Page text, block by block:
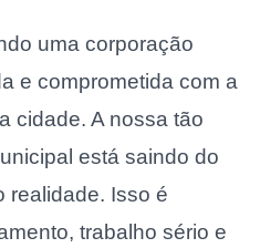
uma corporação
e comprometida com a
cidade. A nossa tão
está saindo do
realidade. Isso é
trabalho sério e